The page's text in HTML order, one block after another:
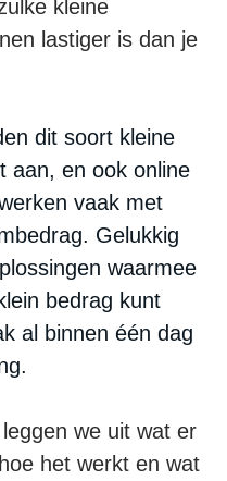
LENEN
kleine
lastiger is dan je
dit soort kleine
aan, en ook online
vaak met
Gelukkig
waarmee
bedrag kunt
al binnen één dag
we uit wat er
het werkt en wat